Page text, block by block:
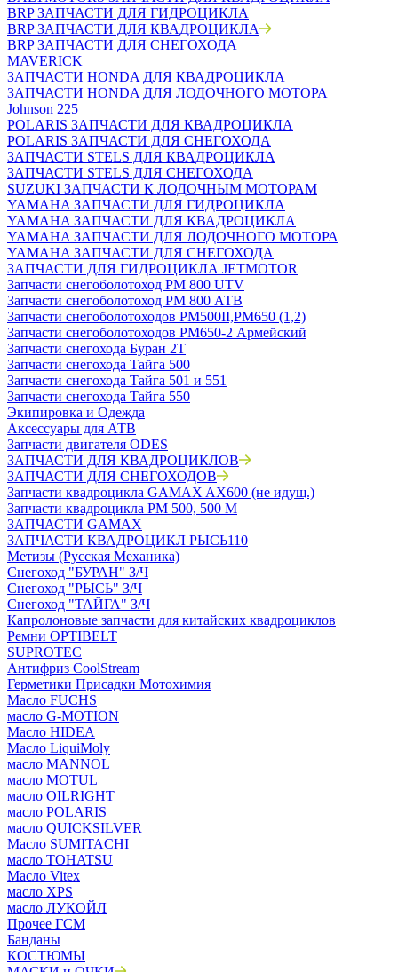
BRP ЗАПЧАСТИ ДЛЯ ГИДРОЦИКЛА
BRP ЗАПЧАСТИ ДЛЯ КВАДРОЦИКЛА
BRP ЗАПЧАСТИ ДЛЯ СНЕГОХОДА
MAVERICK
ЗАПЧАСТИ HONDA ДЛЯ КВАДРОЦИКЛА
ЗАПЧАСТИ HONDA ДЛЯ ЛОДОЧНОГО МОТОРА
Johnson 225
POLARIS ЗАПЧАСТИ ДЛЯ КВАДРОЦИКЛА
POLARIS ЗАПЧАСТИ ДЛЯ СНЕГОХОДА
ЗАПЧАСТИ STELS ДЛЯ КВАДРОЦИКЛА
ЗАПЧАСТИ STELS ДЛЯ СНЕГОХОДА
SUZUKI ЗАПЧАСТИ К ЛОДОЧНЫМ МОТОРАМ
YAMAHA ЗАПЧАСТИ ДЛЯ ГИДРОЦИКЛА
YAMAHA ЗАПЧАСТИ ДЛЯ КВАДРОЦИКЛА
YAMAHA ЗАПЧАСТИ ДЛЯ ЛОДОЧНОГО МОТОРА
YAMAHA ЗАПЧАСТИ ДЛЯ СНЕГОХОДА
ЗАПЧАСТИ ДЛЯ ГИДРОЦИКЛА JETMOTOR
Запчасти снегоболотоход РМ 800 UTV
Запчасти снегоболотоход РМ 800 АТВ
Запчасти снегоболотоходов РМ500II,РМ650 (1,2)
Запчасти снегоболотоходов РМ650-2 Армейский
Запчасти снегохода Буран 2Т
Запчасти снегохода Тайга 500
Запчасти снегохода Тайга 501 и 551
Запчасти снегохода Тайга 550
Экипировка и Одежда
Аксессуары для АТВ
Запчасти двигателя ODES
ЗАПЧАСТИ ДЛЯ КВАДРОЦИКЛОВ
ЗАПЧАСТИ ДЛЯ СНЕГОХОДОВ
Запчасти квадроцикла GAMAX AX600 (не идущ.)
Запчасти квадроцикла РМ 500, 500 М
ЗАПЧАСТИ GAMAX
ЗАПЧАСТИ КВАДРОЦИКЛ РЫСЬ110
Метизы (Русская Механика)
Снегоход "БУРАН" З/Ч
Снегоход "РЫСЬ" З/Ч
Снегоход "ТАЙГА" З/Ч
Капролоновые запчасти для китайских квадроциклов
Ремни OPTIBELT
SUPROTEC
Антифриз CoolStream
Герметики Присадки Мотохимия
Масло FUCHS
масло G-MOTION
Масло HIDEA
Масло LiquiMoly
масло MANNOL
масло MOTUL
масло OILRIGHT
масло POLARIS
масло QUICKSILVER
Масло SUMITACHI
масло TOHATSU
Масло Vitex
масло XPS
масло ЛУКОЙЛ
Прочее ГСМ
Банданы
КОСТЮМЫ